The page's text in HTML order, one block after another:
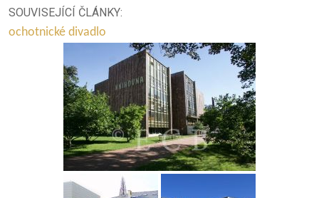
SOUVISEJÍCÍ ČLÁNKY:
ochotnické divadlo